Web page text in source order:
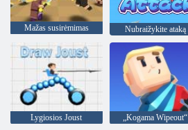
Mažas susirėmimas Nubraižykite ataką
Lygiosios Joust „Kogama Wipeout“